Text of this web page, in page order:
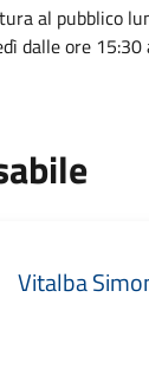
al pubblico
dalle ore
Vitalba